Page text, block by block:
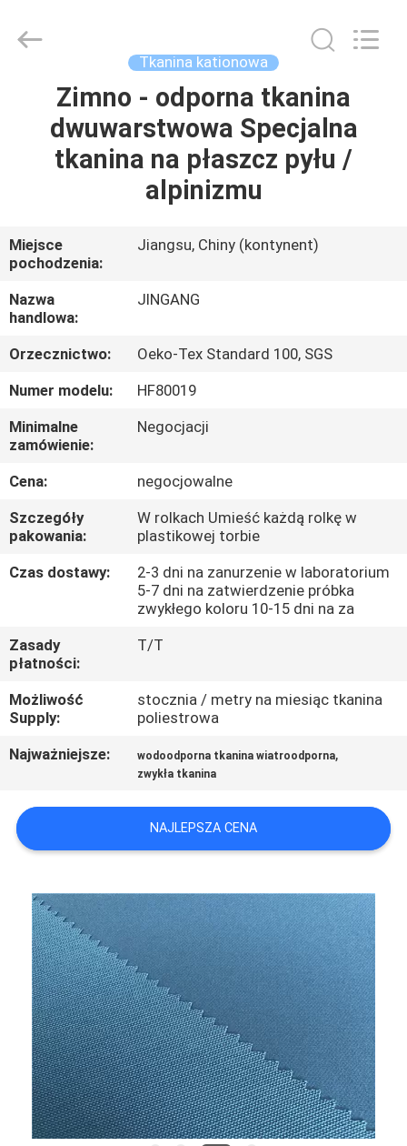
PRODUKTY
NAS
WYCIECZKA
PO
FABRYCE
KONTROLA
JAKOŚCI
SKONTAKTUJ
SIĘ
Z
AKTUALNOŚCI
PRZYPADKI
NEWS
PRIVACY
POLICY
Textile
Co.,Ltd.
Tkanina kationowa
Zimno - odporna tkanina
dwuwarstwowa Specjalna
tkanina na płaszcz pyłu /
alpinizmu
Miejsce
pochodzenia:
Jiangsu, Chiny (kontynent)
Nazwa
handlowa:
JINGANG
Orzecznictwo:
Oeko-Tex Standard 100, SGS
Numer modelu:
HF80019
Minimalne
zamówienie:
Negocjacji
Cena:
negocjowalne
Szczegóły
pakowania:
W rolkach Umieść każdą rolkę w
plastikowej torbie
Czas dostawy:
2-3 dni na zanurzenie w laboratorium
5-7 dni na zatwierdzenie próbka
zwykłego koloru 10-15 dni na za
Zasady
płatności:
T/T
Możliwość
Supply:
stocznia / metry na miesiąc tkanina
poliestrowa
Najważniejsze:
wodoodporna tkanina wiatroodporna,
zwykła tkanina
NAJLEPSZA CENA